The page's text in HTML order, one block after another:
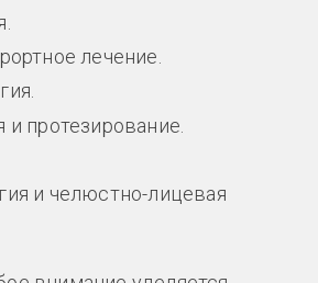
лечение.
и протезирование.
и челюстно-лицевая